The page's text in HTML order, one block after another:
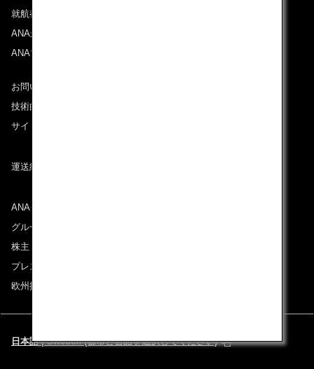
就航都市
ANAがお約束する体験
ANAマイレージクラブ
お問い合わせ
技術的なお問い合わせ（推奨環境）
サイトマップ
運送約款
ANAグループについて
グループ企業一覧
株主・投資家情報
プレスリリース
欧州採用情報
日本語 | Sweden (都市と言語を選択してください)